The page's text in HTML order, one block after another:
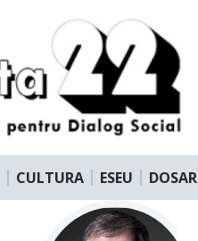
CULTURA ESEU DOSAR